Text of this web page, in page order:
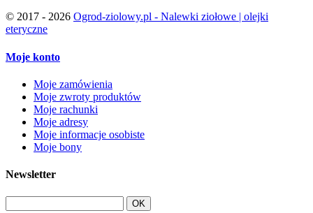
© 2017 - 2026 Ogrod-ziolowy.pl - Nalewki ziołowe | olejki
eteryczne
Moje konto
Moje zamówienia
Moje zwroty produktów
Moje rachunki
Moje adresy
Moje informacje osobiste
Moje bony
Newsletter
OK